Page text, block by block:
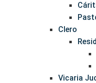
Clero
Vicaria